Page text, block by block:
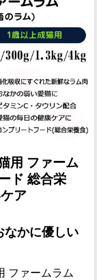
用 ファーム
ド 総合栄
ア
なかに優しい
ファームラム